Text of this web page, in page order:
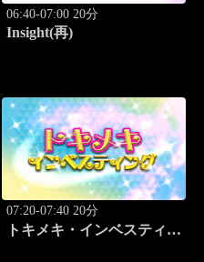
06:40-07:00 20分
Insight(再)
07:20-07:40 20分
トキメキ・インベスティン